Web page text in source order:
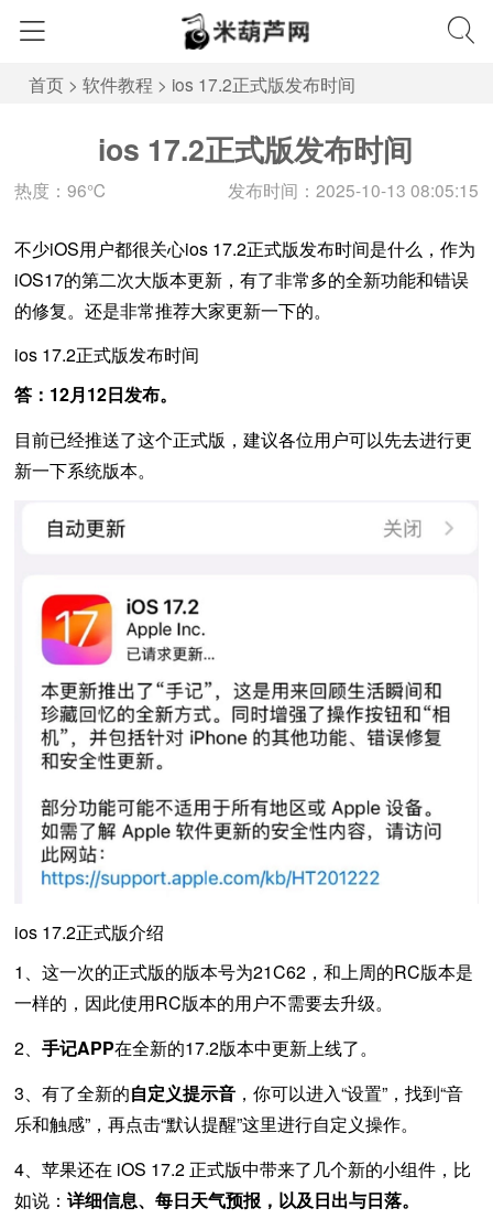
首页 > 软件教程 > ios 17.2正式版发布时间
ios 17.2正式版发布时间
热度：96℃ 发布时间：2025-10-13 08:05:15
不少iOS用户都很关心ios 17.2正式版发布时间是什么，作为
iOS17的第二次大版本更新，有了非常多的全新功能和错误
的修复。还是非常推荐大家更新一下的。
ios 17.2正式版发布时间
答： 12月12日发布。
目前已经推送了这个正式版，建议各位用户可以先去进行更
新一下系统版本。
ios 17.2正式版介绍
1、这一次的正式版的版本号为21C62，和上周的RC版本是
一样的，因此使用RC版本的用户不需要去升级。
2、 手记APP在全新的17.2版本中更新上线了。
3、有了全新的自定义提示音 ，你可以进入“设置”，找到“音
乐和触感”，再点击“默认提醒”这里进行自定义操作。
4、苹果还在 iOS 17.2 正式版中带来了几个新的小组件，比
如说： 详细信息、每日天气预报，以及日出与日落。